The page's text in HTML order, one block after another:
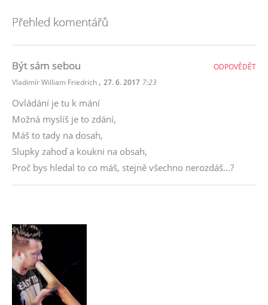
Přehled komentářů
Být sám sebou
Vladimír William Friedrich , 27. 6. 2017 7:23
Ovládání je tu k mání
Možná myslíš je to zdání,
Máš to tady na dosah,
Slupky zahoď a koukni na obsah,
Proč bys hledal to co máš, stejně všechno nerozdáš...?
ODPOVĚDĚT